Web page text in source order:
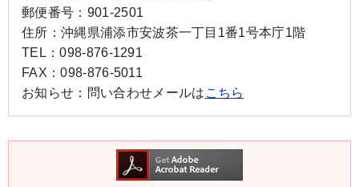
郵便番号： 901-2501
住所： 沖縄県浦添市安波茶一丁目1番1号本庁1階
TEL：098-876-1291
FAX：098-876-5011
お知らせ： 問い合わせメールは こちら